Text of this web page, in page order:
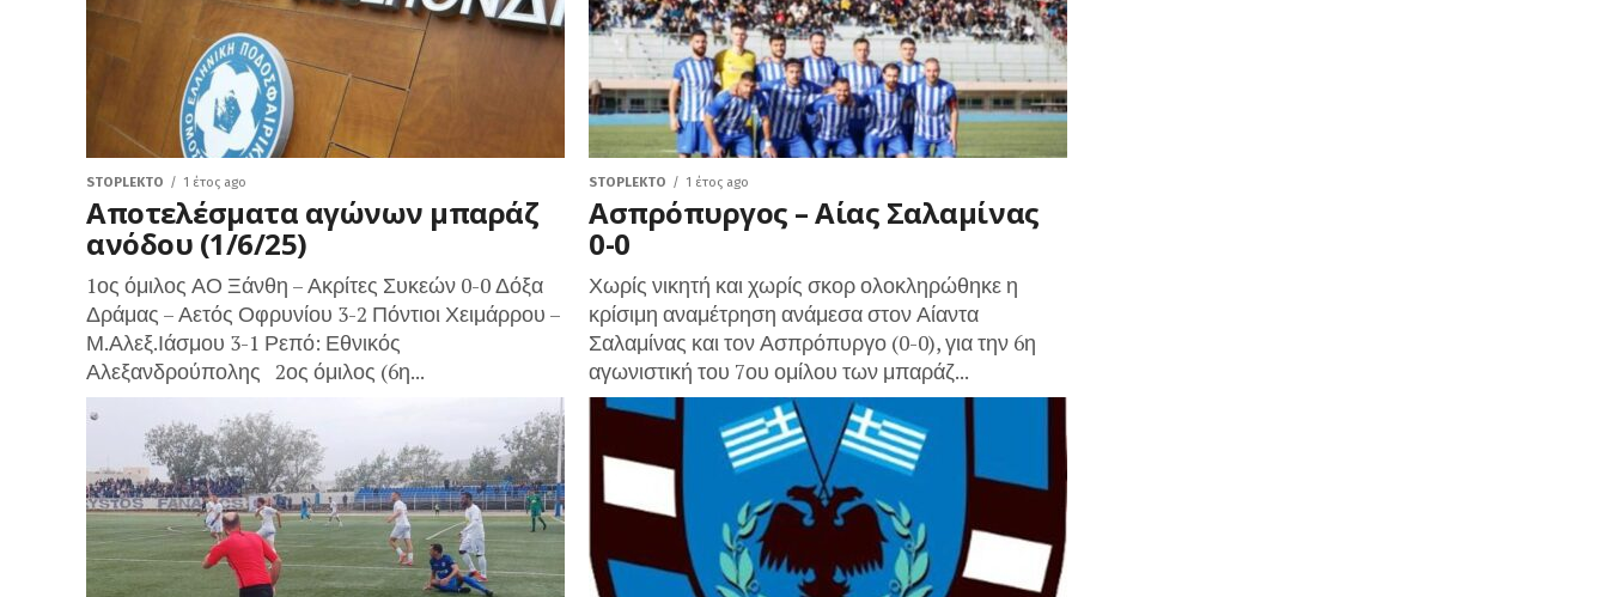
STOPLEKTO 1 έτος ago
Αποτελέσματα αγώνων μπαράζ
ανόδου (1/6/25)
1ος όμιλος ΑΟ Ξάνθη – Ακρίτες Συκεών 0-0 Δόξα
Δράμας – Αετός Οφρυνίου 3-2 Πόντιοι Χειμάρρου –
Μ.Αλεξ.Ιάσμου 3-1 Ρεπό: Εθνικός
Αλεξανδρούπολης 2ος όμιλος (6η...
STOPLEKTO 1 έτος ago
Ασπρόπυργος – Αίας Σαλαμίνας
0-0
Χωρίς νικητή και χωρίς σκορ ολοκληρώθηκε η
κρίσιμη αναμέτρηση ανάμεσα στον Αίαντα
Σαλαμίνας και τον Ασπρόπυργο (0-0), για την 6η
αγωνιστική του 7ου ομίλου των μπαράζ...